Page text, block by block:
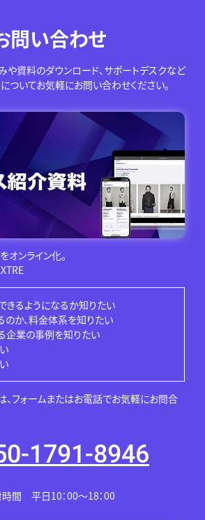
問い合わせ
資料のダウンロード、サポートデスクなど
ついてお気軽にお問い合わせください。
ンライン化。
きるようになるか知りたい
のか、料金体系を知りたい
企業の事例を知りたい
、フォームまたはお電話でお気軽にお問合
1791-8946
間 平日10：00～18：00